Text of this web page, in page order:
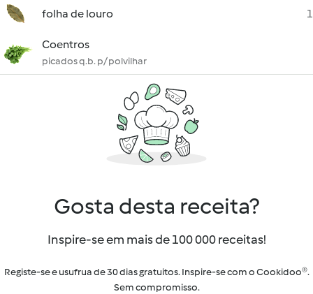
folha de louro 1
Coentros
picados q.b. p/ polvilhar
Gosta desta receita?
Inspire-se em mais de 100 000 receitas!
Registe-se e usufrua de 30 dias gratuitos. Inspire-se com o Cookidoo®.
Sem compromisso.